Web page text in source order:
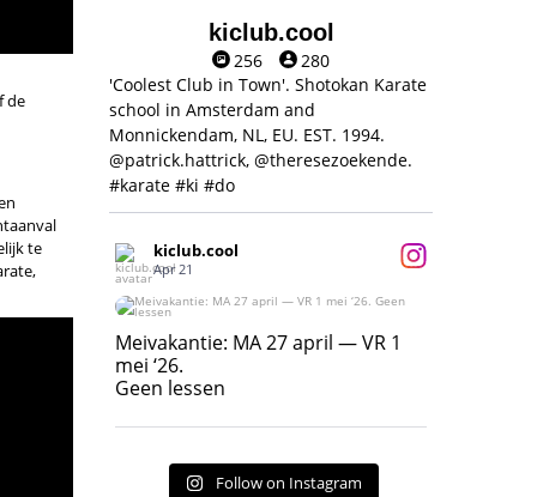
de
te
kiclub.cool
256
280
'Coolest Club in Town'. Shotokan Karate
school in Amsterdam and
Monnickendam, NL, EU. EST. 1994.
@patrick.hattrick, @theresezoekende.
#karate #ki #do
kiclub.cool
Apr 21
Meivakantie: MA 27 april — VR 1 mei ‘26.
Geen lessen
17
Meivakantie: MA 27 april — VR 1
mei ‘26.
Geen lessen
Follow on Instagram